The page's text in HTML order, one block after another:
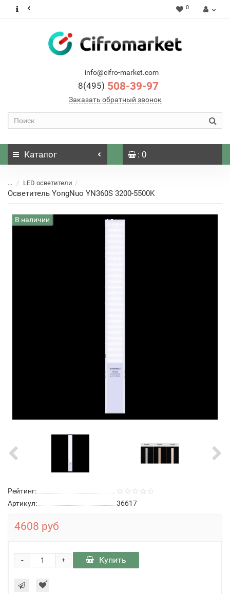
0
info@cifro-market.com
8(495) 508-39-97
Заказать обратный звонок
Каталог : 0
... LED осветители
Осветитель YongNuo YN360S 3200-5500K
В наличии
Рейтинг:
Артикул:
36617
4608 руб
+
- Купить